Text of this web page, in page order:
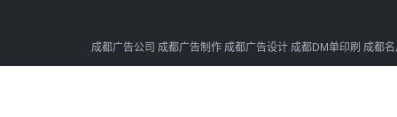
成都广告公司 成都广告制作 成都广告设计 成都DM单印刷 成都